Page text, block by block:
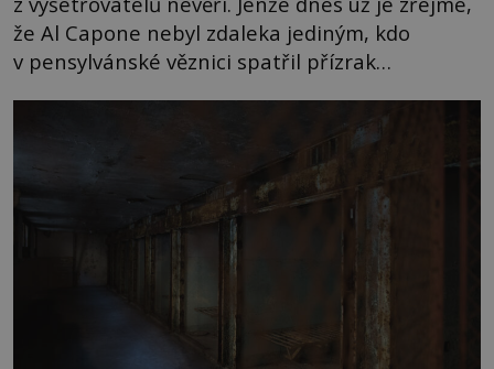
že Al Capone nebyl zdaleka jediným, kdo
v pensylvánské věznici spatřil přízrak…